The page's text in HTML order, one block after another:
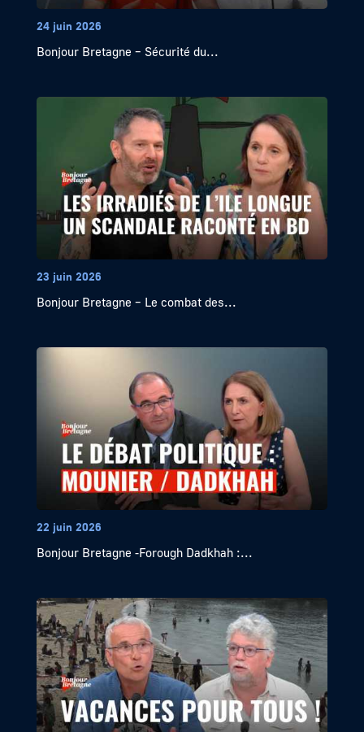
24 juin 2026
Bonjour Bretagne – Sécurité du...
23 juin 2026
Bonjour Bretagne – Le combat des...
22 juin 2026
Bonjour Bretagne -Forough Dadkhah :...